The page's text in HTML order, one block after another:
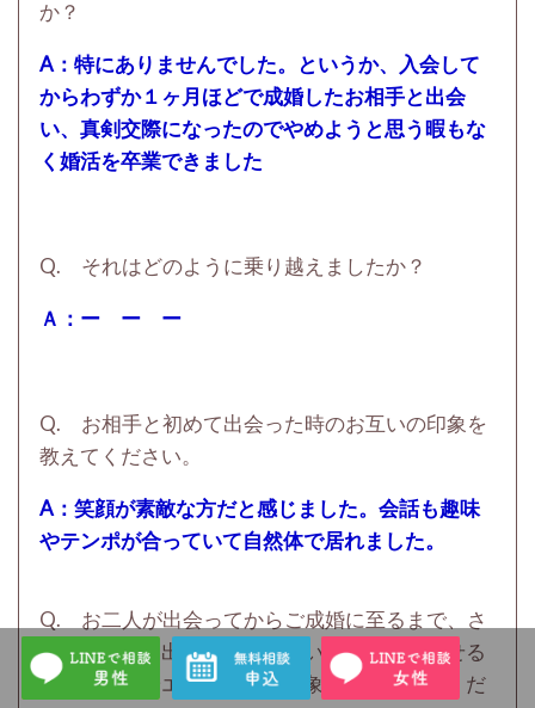
か？
A：特にありませんでした。というか、入会して
からわずか１ヶ月ほどで成婚したお相手と出会
い、真剣交際になったのでやめようと思う暇もな
く婚活を卒業できました
Q. それはどのように乗り越えましたか？
Ａ：ー ー ー
Q. お相手と初めて出会った時のお互いの印象を
教えてください。
A：笑顔が素敵な方だと感じました。会話も趣味
やテンポが合っていて自然体で居れました。
Q. お二人が出会ってからご成婚に至るまで、さ
まざまな思い出があったと思います。思い出せる
範囲で状況やエピソード、印象等をお聞かせくだ